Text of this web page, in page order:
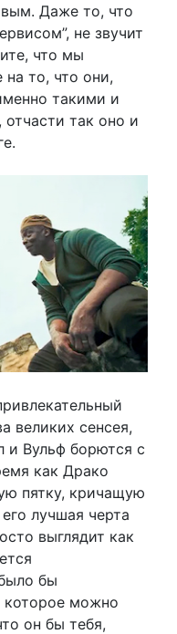
Даже то, что
не звучит
что мы
то, что они,
такими и
так оно и
великих сенсея,
и Вульф борются с
как Драко
пятку, кричащую
лучшая черта
выглядит как
бы
которое можно
он бы тебя,